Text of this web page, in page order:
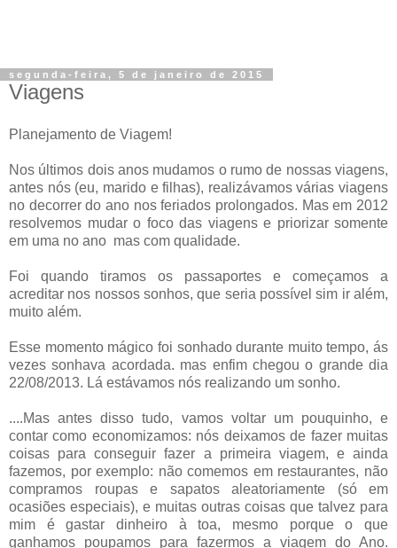
segunda-feira, 5 de janeiro de 2015
Viagens
Planejamento de Viagem!
Nos últimos dois anos mudamos o rumo de nossas viagens,
antes nós (eu, marido e filhas), realizávamos várias viagens
no decorrer do ano nos feriados prolongados. Mas em 2012
resolvemos mudar o foco das viagens e priorizar somente
em uma no ano mas com qualidade.
Foi quando tiramos os passaportes e começamos a
acreditar nos nossos sonhos, que seria possível sim ir além,
muito além.
Esse momento mágico foi sonhado durante muito tempo, ás
vezes sonhava acordada. mas enfim chegou o grande dia
22/08/2013. Lá estávamos nós realizando um sonho.
....Mas antes disso tudo, vamos voltar um pouquinho, e
contar como economizamos: nós deixamos de fazer muitas
coisas para conseguir fazer a primeira viagem, e ainda
fazemos, por exemplo: não comemos em restaurantes, não
compramos roupas e sapatos aleatoriamente (só em
ocasiões especiais), e muitas outras coisas que talvez para
mim é gastar dinheiro à toa, mesmo porque o que
ganhamos poupamos para fazermos a viagem do Ano.